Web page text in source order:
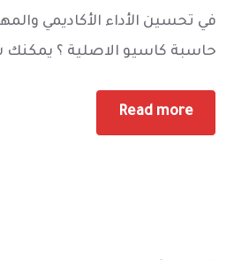
في تحسين الأداء الأكاديمي
حاسبة كاسيو الاصلية ؟ يمكنك
Read more